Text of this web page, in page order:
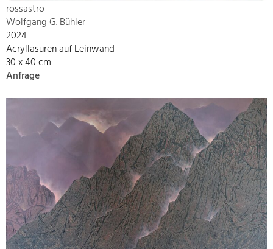
rossastro
Wolfgang G. Bühler
2024
Acryllasuren auf Leinwand
30 x 40 cm
Anfrage